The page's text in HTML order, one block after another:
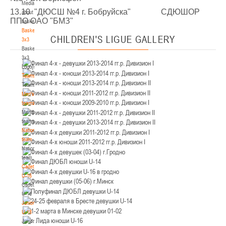
Media
about
basketball
Basketball
3x3
Basketball
3x3
Logo[modid=121]
Teams
Teams
Men's
teams
Men's
teams
National
team
National
team
Cadets
U-16
Cadets
U-16
Juniors
U-18
Juniors
IV тур – юноши 2014-2015 гг.р., Дивизион 2, 21-22 марта 2026 г., г. Минск, ул.
Уральская 3А
18-19.03.2026
Брест
U-16, девушки
IV тур – девушки 2010-2011 гг.р., дивизион 2, 18-19 марта 2026 г., г. Брест, ул.
ул. Ленинградская, 4
17-18.03.2026
Гродно
U-14, девушки
IV тур – девушки 2012-2013 гг.р., дивизион 2, 17-18 марта 2026 г., г. Гродно,
ул. Врублевского, 92
14-15.03.2026
U-16, девушки
III тур – девушки 2010-2011 гг.р., Дивизион 1, 14-15 марта 2026 г., г. Минск, ул.
13.10 "ДЮСШ №4 г. Бобруйска" СДЮШОР
ППО ОАО "БМЗ"
CHILDREN'S LIGUE GALLERY